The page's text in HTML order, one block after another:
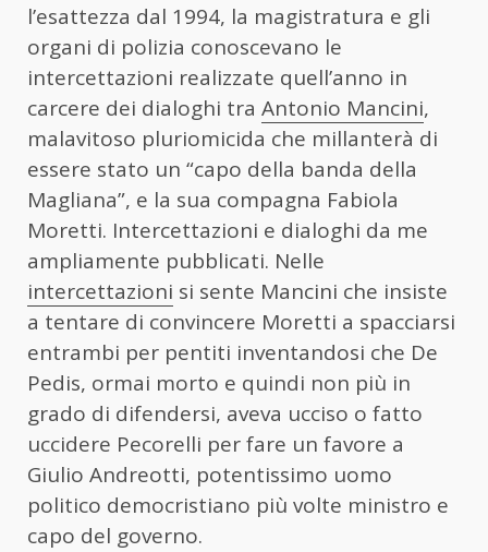
l’esattezza dal 1994, la magistratura e gli
organi di polizia conoscevano le
intercettazioni realizzate quell’anno in
carcere dei dialoghi tra Antonio Mancini,
malavitoso pluriomicida che millanterà di
essere stato un “capo della banda della
Magliana”, e la sua compagna Fabiola
Moretti. Intercettazioni e dialoghi da me
ampliamente pubblicati. Nelle
intercettazioni si sente Mancini che insiste
a tentare di convincere Moretti a spacciarsi
entrambi per pentiti inventandosi che De
Pedis, ormai morto e quindi non più in
grado di difendersi, aveva ucciso o fatto
uccidere Pecorelli per fare un favore a
Giulio Andreotti, potentissimo uomo
politico democristiano più volte ministro e
capo del governo.